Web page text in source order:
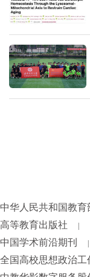
中华人民共和国教育
高等教育出版社 |
中国学术前沿期刊 |
全国高校思想政治工